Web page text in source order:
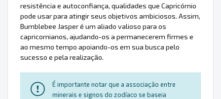
resistência e autoconfiança, qualidades que Capricórnio
pode usar para atingir seus objetivos ambiciosos. Assim,
Bumblebee Jasper é um aliado valioso para os
capricornianos, ajudando-os a permanecerem firmes e
ao mesmo tempo apoiando-os em sua busca pelo
sucesso e pela realização.
É importante notar que a associação entre
minerais e signos do zodíaco se baseia